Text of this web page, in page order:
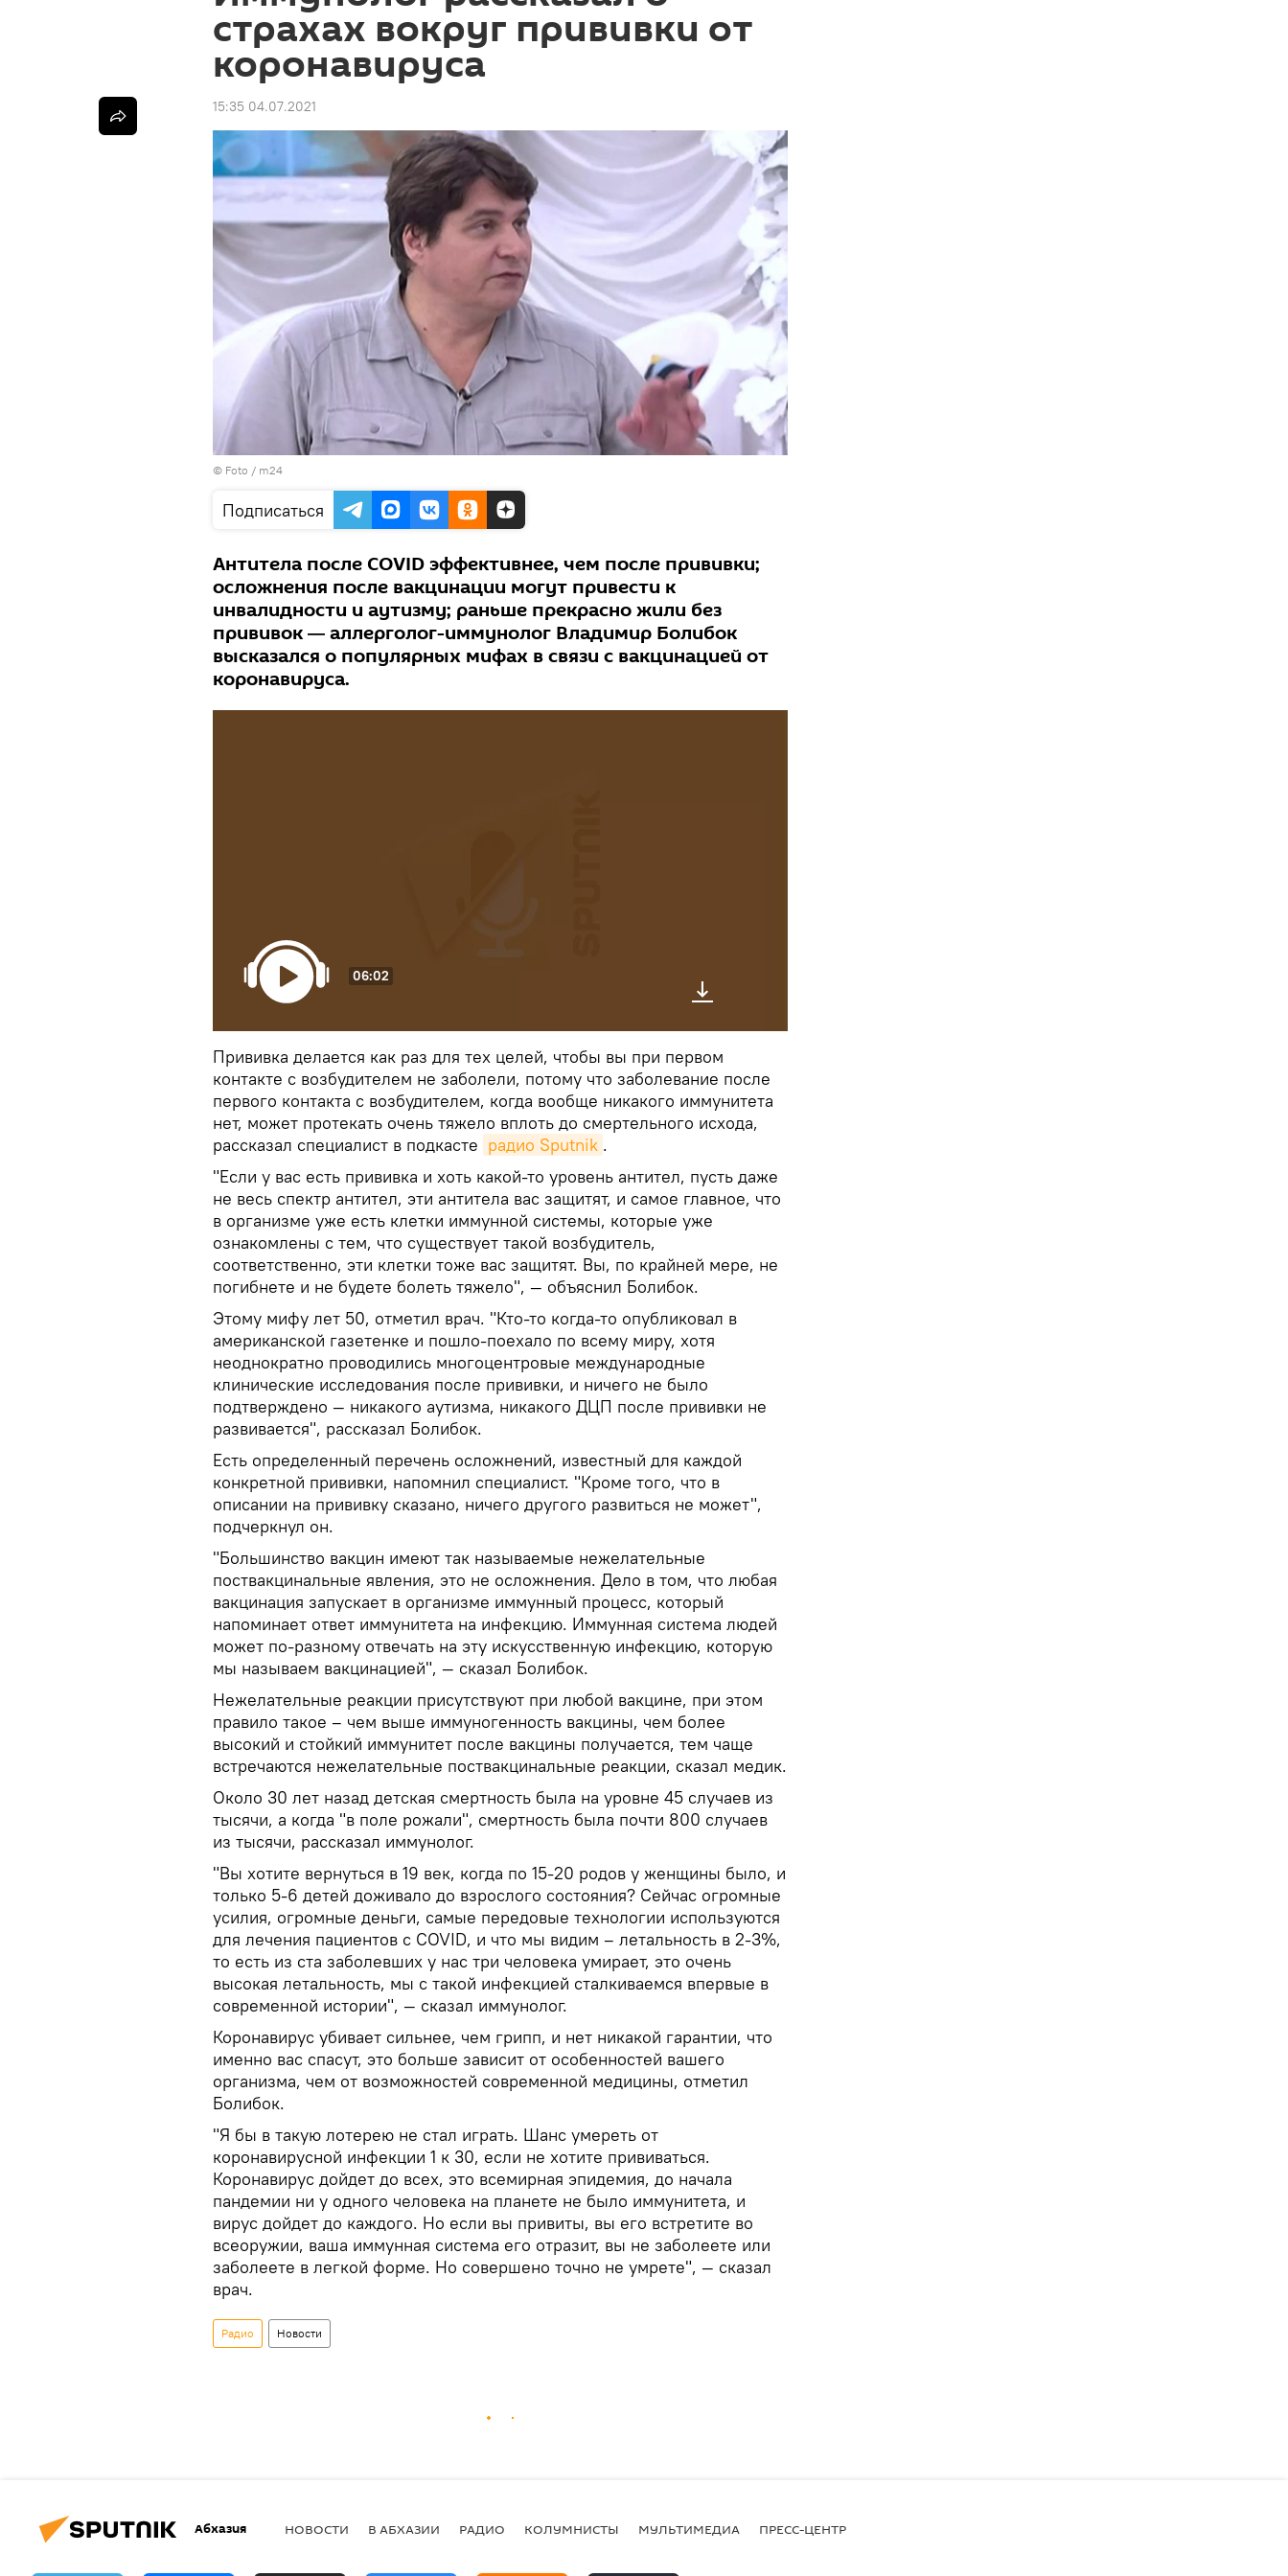
страхах вокруг прививки от
коронавируса
15:35 04.07.2021
© Foto / m24
Подписаться
Антитела после COVID эффективнее, чем после прививки;
осложнения после вакцинации могут привести к
инвалидности и аутизму; раньше прекрасно жили без
прививок ― аллерголог-иммунолог Владимир Болибок
высказался о популярных мифах в связи с вакцинацией от
коронавируса.
06:02
Прививка делается как раз для тех целей, чтобы вы при первом
контакте с возбудителем не заболели, потому что заболевание после
первого контакта с возбудителем, когда вообще никакого иммунитета
нет, может протекать очень тяжело вплоть до смертельного исхода,
рассказал специалист в подкасте радио Sputnik .
"Если у вас есть прививка и хоть какой-то уровень антител, пусть даже
не весь спектр антител, эти антитела вас защитят, и самое главное, что
в организме уже есть клетки иммунной системы, которые уже
ознакомлены с тем, что существует такой возбудитель,
соответственно, эти клетки тоже вас защитят. Вы, по крайней мере, не
погибнете и не будете болеть тяжело", ― объяснил Болибок.
Этому мифу лет 50, отметил врач. "Кто-то когда-то опубликовал в
американской газетенке и пошло-поехало по всему миру, хотя
неоднократно проводились многоцентровые международные
клинические исследования после прививки, и ничего не было
подтверждено ― никакого аутизма, никакого ДЦП после прививки не
развивается", рассказал Болибок.
Есть определенный перечень осложнений, известный для каждой
конкретной прививки, напомнил специалист. "Кроме того, что в
описании на прививку сказано, ничего другого развиться не может",
подчеркнул он.
"Большинство вакцин имеют так называемые нежелательные
поствакцинальные явления, это не осложнения. Дело в том, что любая
вакцинация запускает в организме иммунный процесс, который
напоминает ответ иммунитета на инфекцию. Иммунная система людей
может по-разному отвечать на эту искусственную инфекцию, которую
мы называем вакцинацией", ― сказал Болибок.
Нежелательные реакции присутствуют при любой вакцине, при этом
правило такое – чем выше иммуногенность вакцины, чем более
высокий и стойкий иммунитет после вакцины получается, тем чаще
встречаются нежелательные поствакцинальные реакции, сказал медик.
Около 30 лет назад детская смертность была на уровне 45 случаев из
тысячи, а когда "в поле рожали", смертность была почти 800 случаев
из тысячи, рассказал иммунолог.
"Вы хотите вернуться в 19 век, когда по 15-20 родов у женщины было, и
только 5-6 детей доживало до взрослого состояния? Сейчас огромные
усилия, огромные деньги, самые передовые технологии используются
для лечения пациентов с COVID, и что мы видим – летальность в 2-3%,
то есть из ста заболевших у нас три человека умирает, это очень
высокая летальность, мы с такой инфекцией сталкиваемся впервые в
современной истории", ― сказал иммунолог.
Коронавирус убивает сильнее, чем грипп, и нет никакой гарантии, что
именно вас спасут, это больше зависит от особенностей вашего
организма, чем от возможностей современной медицины, отметил
Болибок.
"Я бы в такую лотерею не стал играть. Шанс умереть от
коронавирусной инфекции 1 к 30, если не хотите прививаться.
Коронавирус дойдет до всех, это всемирная эпидемия, до начала
пандемии ни у одного человека на планете не было иммунитета, и
вирус дойдет до каждого. Но если вы привиты, вы его встретите во
всеоружии, ваша иммунная система его отразит, вы не заболеете или
заболеете в легкой форме. Но совершено точно не умрете", ― сказал
врач.
Радио Новости
Абхазия НОВОСТИ В АБХАЗИИ РАДИО КОЛУМНИСТЫ МУЛЬТИМЕДИА ПРЕСС-ЦЕНТР